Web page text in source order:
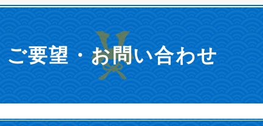
ご要望・お問い合わせ